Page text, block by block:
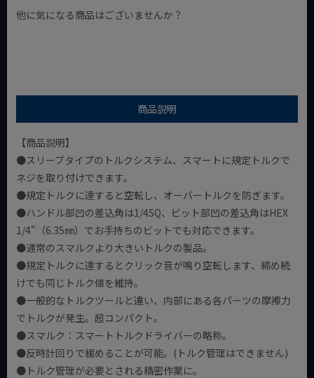
他に気になる商品はございませんか？
商品説明
【商品説明】
●スリーブタイプのトルクシステム、スマートに規定トルクで
ネジを取り付けできます。
●規定トルクに達すると空転し、オーバートルクを防ぎます。
●ハンドル部凹の差込角は1/4SQ、ビット部凹の差込角はHEX
1/4"（6.35㎜）でお手持ちのビットでも対応できます。
●通常のスマルクより大きいトルクの製品。
●規定トルクに達するとクリック音が鳴り空転します、締め続
けでも同じトルク値を維持。
●一般的なトルクツールと違い、内部にある各パーツの摩擦力
でトルクが発生。超コンパクト。
●スマルク：スマートトルクドライバーの略称。
●反時計回りで緩めることが可能。(トルク管理はできません)
●トルク管理が必要とされる精密作業に。